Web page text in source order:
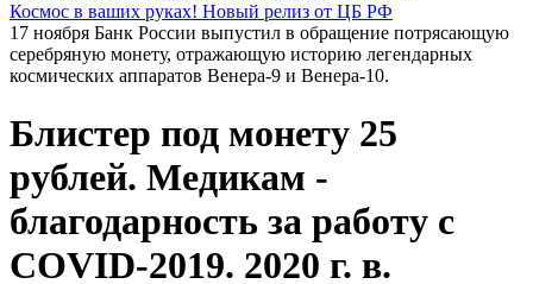
Космос в ваших руках! Новый релиз от ЦБ РФ
17 ноября Банк России выпустил в обращение потрясающую
серебряную монету, отражающую историю легендарных
космических аппаратов Венера-9 и Венера-10.
Блистер под монету 25
рублей. Медикам -
благодарность за работу с
COVID-2019. 2020 г. в.